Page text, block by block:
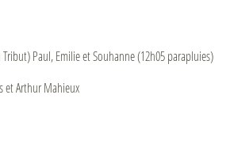
Tribut) Paul, Emilie et Souhanne (12h05 parapluies)
et Arthur Mahieux